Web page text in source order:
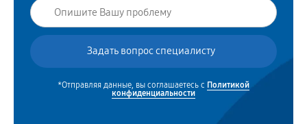
*Отправляя данные, вы соглашаетесь с Политикой
конфиденциальности